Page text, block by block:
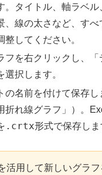
。タイトル、軸ラベル
、線の太さなど、す
整してください。
フを右クリックし、「
選択します。
の名前を付けて保存し
折れ線グラフ」）。
.crtx形式で保存しま
活用して新しいグラ